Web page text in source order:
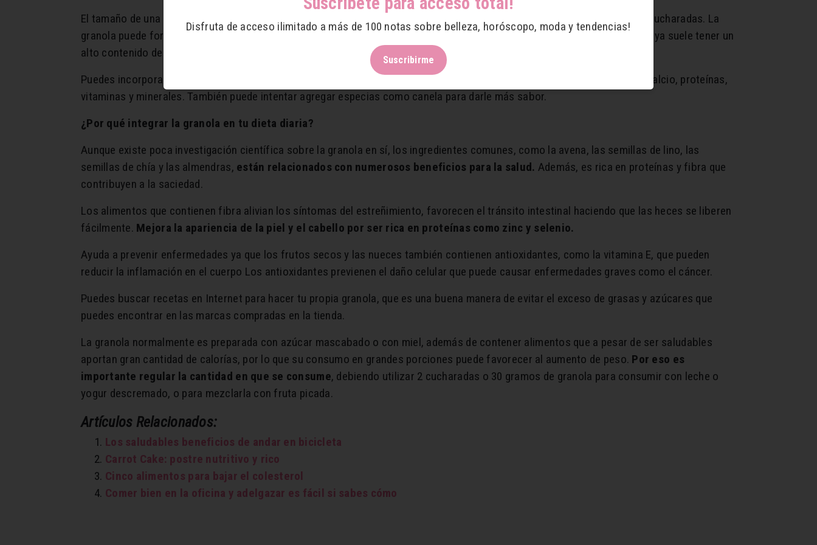
El tamaño de una porción típica es de aproximadamente 40 a 45 g, que es aproximadamente ½ taza o aproximadamente 3 cucharadas. La
granola puede formar parte de una dieta variada y equilibrada, pero es mejor mantener el tamaño de porción recomendado ya suele tener un
alto contenido de azúcar.
Puedes incorporarla en tu desayuno diario puesto que es un alimento muy recomendable, ya que contiene gran fuente de calcio, proteínas,
vitaminas y minerales. También puede intentar agregar especias como canela para darle más sabor.
¿Por qué integrar la granola en tu dieta diaria?
Aunque existe poca investigación científica sobre la granola en sí, los ingredientes comunes, como la avena, las semillas de lino, las
semillas de chía y las almendras, están relacionados con numerosos beneficios para la salud. Además, es rica en proteínas y fibra que
contribuyen a la saciedad.
Los alimentos que contienen fibra alivian los síntomas del estreñimiento, favorecen el tránsito intestinal haciendo que las heces se liberen
fácilmente. Mejora la apariencia de la piel y el cabello por ser rica en proteínas como zinc y selenio.
Ayuda a prevenir enfermedades ya que los frutos secos y las nueces también contienen antioxidantes, como la vitamina E, que pueden
reducir la inflamación en el cuerpo Los antioxidantes previenen el daño celular que puede causar enfermedades graves como el cáncer.
Puedes buscar recetas en Internet para hacer tu propia granola, que es una buena manera de evitar el exceso de grasas y azúcares que
puedes encontrar en las marcas compradas en la tienda.
La granola normalmente es preparada con azúcar mascabado o con miel, además de contener alimentos que a pesar de ser saludables
aportan gran cantidad de calorías, por lo que su consumo en grandes porciones puede favorecer al aumento de peso. Por eso es
importante regular la cantidad en que se consume, debiendo utilizar 2 cucharadas o 30 gramos de granola para consumir con leche o
yogur descremado, o para mezclarla con fruta picada.
Artículos Relacionados:
Los saludables beneficios de andar en bicicleta
Carrot Cake: postre nutritivo y rico
Cinco alimentos para bajar el colesterol
Comer bien en la oficina y adelgazar es fácil si sabes cómo
Disfruta de acceso ilimitado a más de 100 notas sobre belleza, horóscopo, moda y tendencias!
Suscribirme